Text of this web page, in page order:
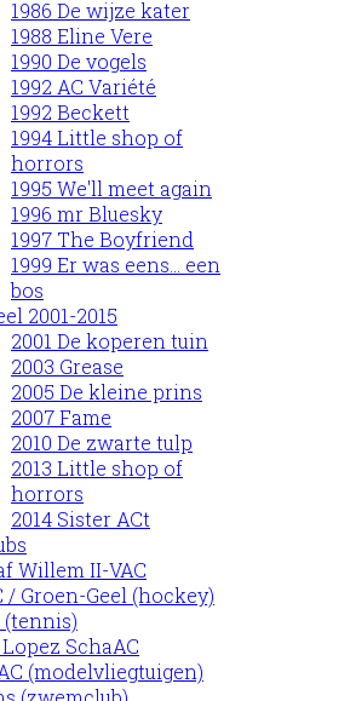
1986 De wijze kater
1988 Eline Vere
1990 De vogels
1992 AC Variété
1992 Beckett
1994 Little shop of
horrors
1995 We'll meet again
1996 mr Bluesky
1997 The Boyfriend
1999 Er was eens... een
bos
2001-2015
2001 De koperen tuin
2003 Grease
2005 De kleine prins
2007 Fame
2010 De zwarte tulp
2013 Little shop of
horrors
2014 Sister ACt
Willem II-VAC
/ Groen-Geel (hockey)
(tennis)
SchaAC
(modelvliegtuigen)